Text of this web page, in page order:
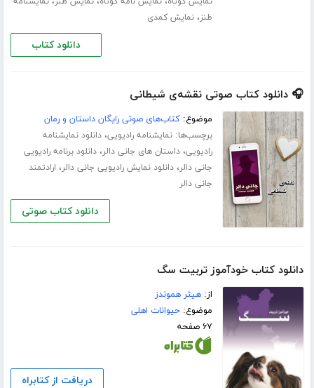
طنز،نمایش کمدی
دانلود کتاب
🎧 دانلود کتاب صوتی نقشه‌ی شیطانی
موضوع:کتاب‌های صوتی رایگان داستان و رمان
برچسب‌ها:نمایشنامه رادیویی،دانلود نمایشنامه
رادیویی،داستان های جانی دالر،دانلود برنامه رادیویی
جانی دالر،دانلود نمایش رادیویی جانی دالر، ارادتمند
جانی دالر
دانلود کتاب صوتی
دانلود کتاب خودآموز تربیت سگ
از:هیثر هموندز
موضوع:حیوانات اهلی
۶۷ صفحه
دریافت از کتابراه